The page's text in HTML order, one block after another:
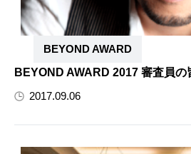
BEYOND AWARD
BEYOND AWARD 2017 審査員
2017.09.06